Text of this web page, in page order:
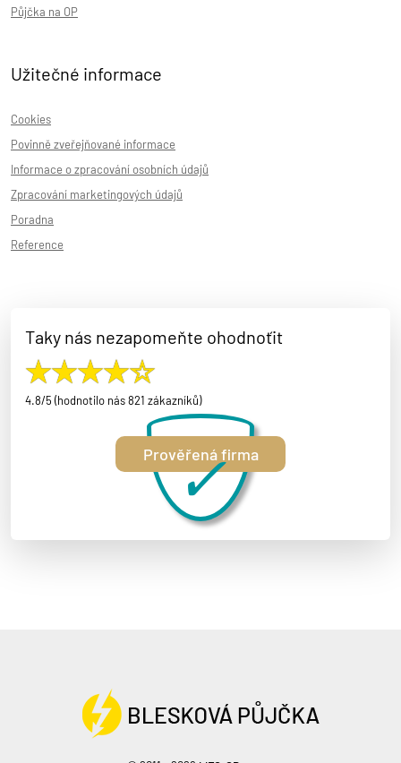
Půjčka na OP
Užitečné informace
Cookies
Povinně zveřejňované informace
Informace o zpracování osobních údajů
Zpracování marketingových údajů
Poradna
Reference
Taky nás nezapomeňte ohodnoťit
4.8/5 (hodnotilo nás 821 zákazníků)
Prověřená firma
✓